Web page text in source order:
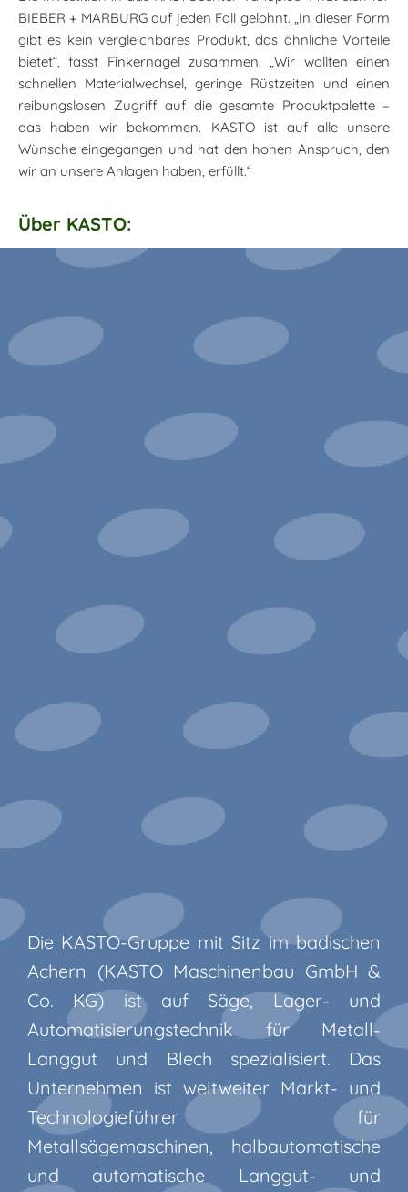
BIEBER + MARBURG auf jeden Fall gelohnt. „In dieser Form
gibt es kein vergleichbares Produkt, das ähnliche Vorteile
bietet“, fasst Finkernagel zusammen. „Wir wollten einen
schnellen Materialwechsel, geringe Rüstzeiten und einen
reibungslosen Zugriff auf die gesamte Produktpalette –
das haben wir bekommen. KASTO ist auf alle unsere
Wünsche eingegangen und hat den hohen Anspruch, den
wir an unsere Anlagen haben, erfüllt.“
Über KASTO:
Die KASTO-Gruppe mit Sitz im badischen
Achern (KASTO Maschinenbau GmbH &
Co. KG) ist auf Säge, Lager- und
Automatisierungstechnik für Metall-
Langgut und Blech spezialisiert. Das
Unternehmen ist weltweiter Markt- und
Technologieführer für
Metallsägemaschinen, halbautomatische
und automatische Langgut- und